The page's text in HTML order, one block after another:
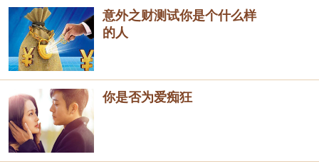
意外之财测试你是个什么样
的人
你是否为爱痴狂